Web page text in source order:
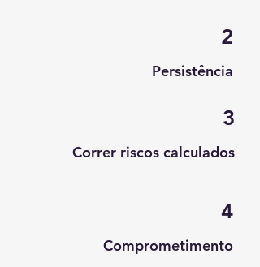
2
Persistência
3
Correr riscos calculados
4
Comprometimento